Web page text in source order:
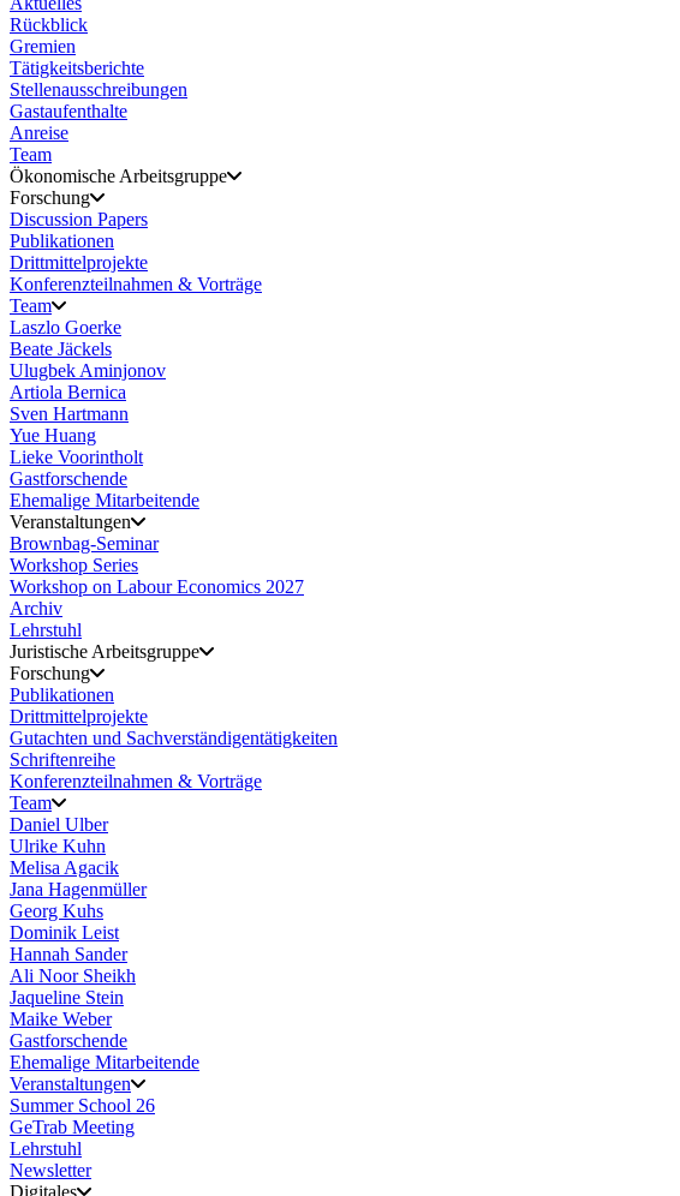
Rückblick
Gremien
Tätigkeitsberichte
Stellenausschreibungen
Gastaufenthalte
Anreise
Team
Ökonomische Arbeitsgruppe
Forschung
Discussion Papers
Publikationen
Drittmittelprojekte
Konferenzteilnahmen & Vorträge
Team
Laszlo Goerke
Beate Jäckels
Ulugbek Aminjonov
Artiola Bernica
Sven Hartmann
Yue Huang
Lieke Voorintholt
Gastforschende
Ehemalige Mitarbeitende
Veranstaltungen
Brownbag-Seminar
Workshop Series
Workshop on Labour Economics 2027
Archiv
Lehrstuhl
Juristische Arbeitsgruppe
Forschung
Publikationen
Drittmittelprojekte
Gutachten und Sachverständigentätigkeiten
Schriftenreihe
Konferenzteilnahmen & Vorträge
Team
Daniel Ulber
Ulrike Kuhn
Melisa Agacik
Jana Hagenmüller
Georg Kuhs
Dominik Leist
Hannah Sander
Ali Noor Sheikh
Jaqueline Stein
Maike Weber
Gastforschende
Ehemalige Mitarbeitende
Veranstaltungen
Summer School 26
GeTrab Meeting
Lehrstuhl
Newsletter
Digitales